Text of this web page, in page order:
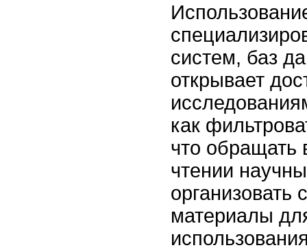
систем, баз
открывает
как
что обращать
чтении
организовать
материалы